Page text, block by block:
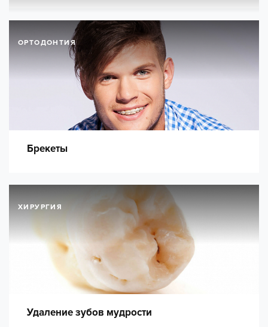
ОРТОДОНТИЯ
Брекеты
ХИРУРГИЯ
Удаление зубов мудрости